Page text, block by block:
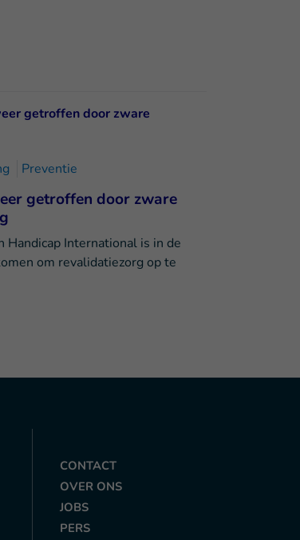
Preventie
getroffen door zware
Handicap International is in de
om revalidatiezorg op te
CONTACT
OVER ONS
JOBS
PERS